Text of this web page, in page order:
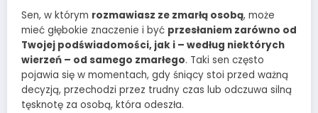
Sen, w którym rozmawiasz ze zmarłą osobą, może
mieć głębokie znaczenie i być przesłaniem zarówno od
Twojej podświadomości, jak i – według niektórych
wierzeń – od samego zmarłego. Taki sen często
pojawia się w momentach, gdy śniący stoi przed ważną
decyzją, przechodzi przez trudny czas lub odczuwa silną
tęsknotę za osobą, która odeszła.